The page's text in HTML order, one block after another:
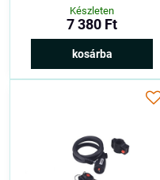
Készleten
7 380 Ft
kosárba